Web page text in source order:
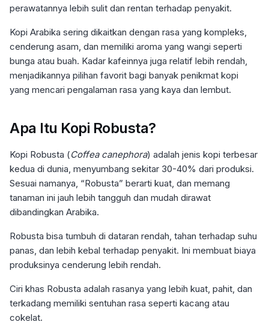
perawatannya lebih sulit dan rentan terhadap penyakit.
Kopi Arabika sering dikaitkan dengan rasa yang kompleks,
cenderung asam, dan memiliki aroma yang wangi seperti
bunga atau buah. Kadar kafeinnya juga relatif lebih rendah,
menjadikannya pilihan favorit bagi banyak penikmat kopi
yang mencari pengalaman rasa yang kaya dan lembut.
Apa Itu Kopi Robusta?
Kopi Robusta (Coffea canephora) adalah jenis kopi terbesar
kedua di dunia, menyumbang sekitar 30-40% dari produksi.
Sesuai namanya, “Robusta” berarti kuat, dan memang
tanaman ini jauh lebih tangguh dan mudah dirawat
dibandingkan Arabika.
Robusta bisa tumbuh di dataran rendah, tahan terhadap suhu
panas, dan lebih kebal terhadap penyakit. Ini membuat biaya
produksinya cenderung lebih rendah.
Ciri khas Robusta adalah rasanya yang lebih kuat, pahit, dan
terkadang memiliki sentuhan rasa seperti kacang atau
cokelat.